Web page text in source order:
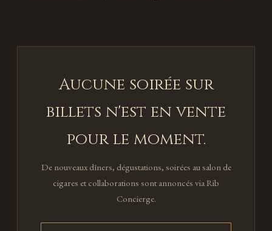
Aucune soirée sur
billets n'est en vente
pour le moment.
De nouveaux dîners, dégustations, soirées au salon de
cigares et collaborations sont annoncés via Rib
Concierge.